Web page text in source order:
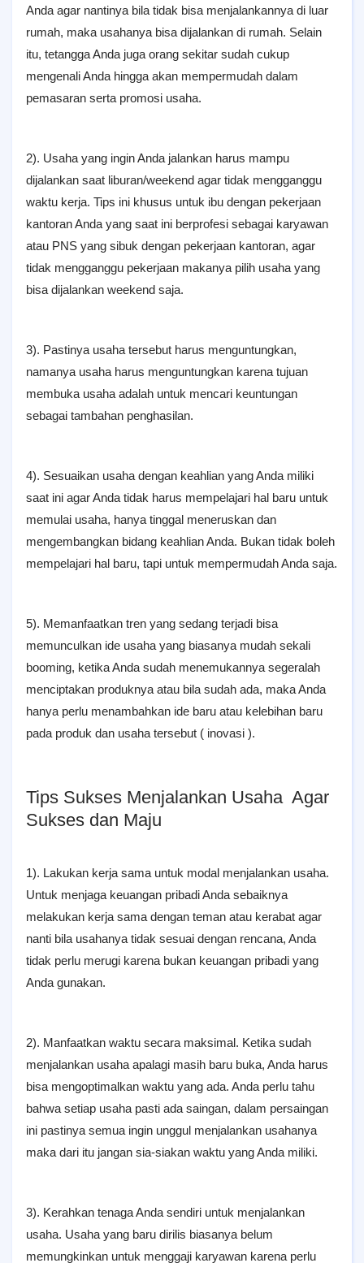
Anda agar nantinya bila tidak bisa menjalankannya di luar
rumah, maka usahanya bisa dijalankan di rumah. Selain
itu, tetangga Anda juga orang sekitar sudah cukup
mengenali Anda hingga akan mempermudah dalam
pemasaran serta promosi usaha.
2). Usaha yang ingin Anda jalankan harus mampu
dijalankan saat liburan/weekend agar tidak mengganggu
waktu kerja. Tips ini khusus untuk ibu dengan pekerjaan
kantoran Anda yang saat ini berprofesi sebagai karyawan
atau PNS yang sibuk dengan pekerjaan kantoran, agar
tidak mengganggu pekerjaan makanya pilih usaha yang
bisa dijalankan weekend saja.
3). Pastinya usaha tersebut harus menguntungkan,
namanya usaha harus menguntungkan karena tujuan
membuka usaha adalah untuk mencari keuntungan
sebagai tambahan penghasilan.
4). Sesuaikan usaha dengan keahlian yang Anda miliki
saat ini agar Anda tidak harus mempelajari hal baru untuk
memulai usaha, hanya tinggal meneruskan dan
mengembangkan bidang keahlian Anda. Bukan tidak boleh
mempelajari hal baru, tapi untuk mempermudah Anda saja.
5). Memanfaatkan tren yang sedang terjadi bisa
memunculkan ide usaha yang biasanya mudah sekali
booming, ketika Anda sudah menemukannya segeralah
menciptakan produknya atau bila sudah ada, maka Anda
hanya perlu menambahkan ide baru atau kelebihan baru
pada produk dan usaha tersebut ( inovasi ).
Tips Sukses Menjalankan Usaha Agar
Sukses dan Maju
1). Lakukan kerja sama untuk modal menjalankan usaha.
Untuk menjaga keuangan pribadi Anda sebaiknya
melakukan kerja sama dengan teman atau kerabat agar
nanti bila usahanya tidak sesuai dengan rencana, Anda
tidak perlu merugi karena bukan keuangan pribadi yang
Anda gunakan.
2). Manfaatkan waktu secara maksimal. Ketika sudah
menjalankan usaha apalagi masih baru buka, Anda harus
bisa mengoptimalkan waktu yang ada. Anda perlu tahu
bahwa setiap usaha pasti ada saingan, dalam persaingan
ini pastinya semua ingin unggul menjalankan usahanya
maka dari itu jangan sia-siakan waktu yang Anda miliki.
3). Kerahkan tenaga Anda sendiri untuk menjalankan
usaha. Usaha yang baru dirilis biasanya belum
memungkinkan untuk menggaji karyawan karena perlu